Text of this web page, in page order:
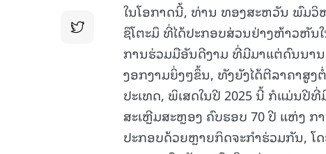
ໃນໂອກາດນີ້, ທ່ານ ທອງສະຫວັນ ພົມວິ
ຊຶໂຕະມຶ ທີ່ໄດ້ປະກອບສ່ວນຢ່າງຫ້າວຫັ
ການຮ່ວມມືອັນດີງາມ ທີ່ມີມາແຕ່ດົນນານ
ງອກງາມຍິ່ງໆຂຶ້ນ, ທັງຍັງໄດ້ຕີລາຄາສູ
ປະເທດ, ພິເສດໃນປີ 2025 ນີ້ ກໍແມ່ນ
ສະເຫຼີມສະຫຼອງ ຄົບຮອບ 70 ປີ ແຫ່ງ
ປະກອບດ້ວຍຫຼາຍກິດຈະກຳຮ່ວມກັນ, ໂ